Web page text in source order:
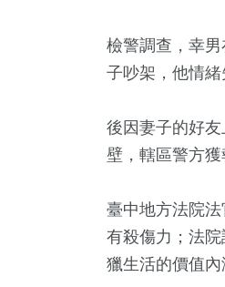
檢警調查，幸
子吵架，他情
後因妻子的好
壁，轄區警方獲
臺中地方法院
有殺傷力；法
獵生活的價值內
綜合
2+
流專區
214+ 298+